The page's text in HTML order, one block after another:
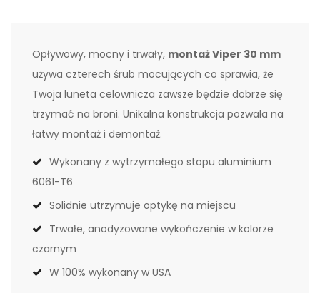
Opływowy, mocny i trwały, montaż Viper 30 mm
używa czterech śrub mocujących co sprawia, że
Twoja luneta celownicza zawsze będzie dobrze się
trzymać na broni. Unikalna konstrukcja pozwala na
łatwy montaż i demontaż.
Wykonany z wytrzymałego stopu aluminium
6061-T6
Solidnie utrzymuje optykę na miejscu
Trwałe, anodyzowane wykończenie w kolorze
czarnym
W 100% wykonany w USA